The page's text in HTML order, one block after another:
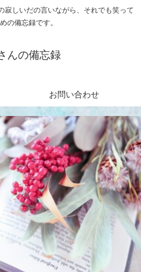
寂しいだの言いながら、それでも笑って
の備忘録です。
んの備忘録
お問い合わせ